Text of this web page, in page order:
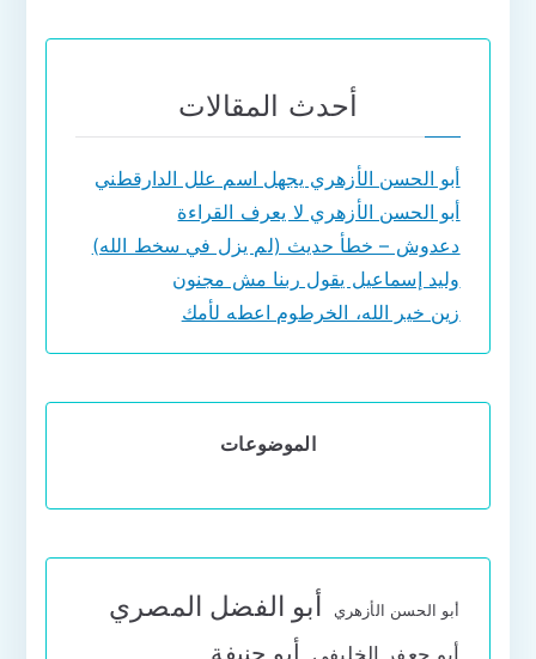
أحدث المقالات
أبو الحسن الأزهري يجهل اسم علل الدارقطني
أبو الحسن الأزهري لا يعرف القراءة
دعدوش – خطأ حديث (لم يزل في سخط الله)
وليد إسماعيل يقول ربنا مش مجنون
زين خير الله، الخرطوم اعطه لأمك
الموضوعات
أبو الحسن الأزهري أبو الفضل المصري
أبو جعفر الخليفي أبو حنيفة